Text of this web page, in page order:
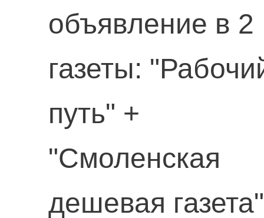
объявление в 2
газеты:
путь" +
"Смоленская
дешевая газета"